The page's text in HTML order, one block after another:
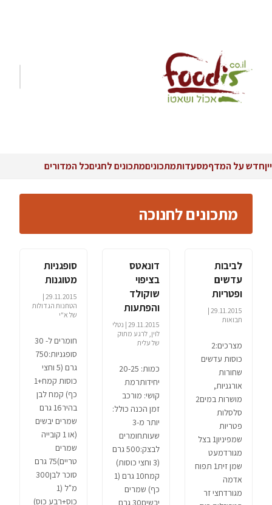
ייןחדש על המדףמסעדותמתכוניםמתכונים לחגיםכל המדורים
מתכונים לחנוכה
לביבות
עדשים
ופטריות
29.11.2015 |
תבואות
מצרכים:2
כוסות עדשים
שחורות
אורגניות,
מושרות במים2
סלסלות
פטריות
שמפיניון1 בצל
מגורדמעט
שמן זית1 תפוח
אדמה
מגורדחצי זר
דונאטס
בציפוי
שוקולד
והפתעות
29.11.2015 | נטלי
לוין, לרגע מתוק
של עלית
כמות: 20-25
יחידותרמת
קושי: מורכב
זמן הכנה כולל:
יותר מ-3
שעותחומרים
לבצק:500 גרם
(3 וחצי כוסות)
קמח10 גרם (1
כף) שמרים
יבשים30 גרם
סופגניות
מטוגנות
29.11.2015 |
הטחנות הגדולות
של א"י
חומרים ל- 30
סופגניות:750
גרם (5 וחצי
כוסות קמח+1
כף) קמח לבן
בהיר16 גרם
שמרים יבשים
(או 1 קובייה
שמרים
טריים)75 גרם
סוכר לבן300
מ"ל (1
כוס+רבע כוס)